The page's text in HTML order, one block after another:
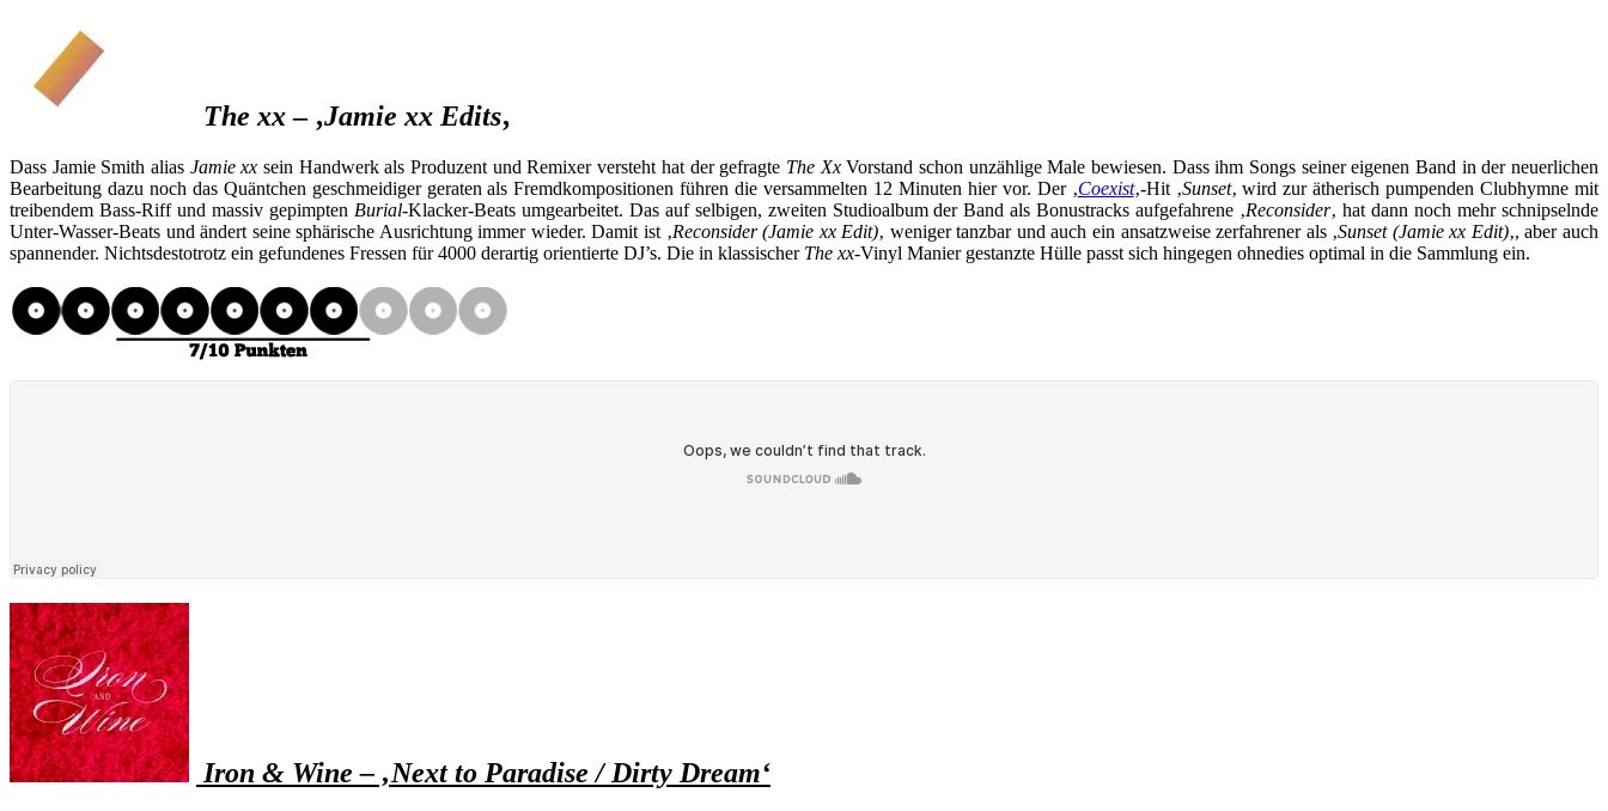
The xx– ‚Jamie xx Edits‚
Dass Jamie Smith alias Jamie xx sein Handwerk als Produzent und Remixer versteht hat der gefragte The XxVorstand schon unzählige Male bewiesen. Dass ihm Songs seiner eigenen Band in der neuerlichen
Bearbeitung dazu noch das Quäntchen geschmeidiger geraten als Fremdkompositionen führen die versammelten 12 Minuten hier vor. Der ‚Coexist‚-Hit ‚Sunset‚ wird zur ätherisch pumpenden Clubhymne mit
treibendem Bass-Riff und massiv gepimpten Burial-Klacker-Beats umgearbeitet. Das auf selbigen, zweiten Studioalbum der Band als Bonustracks aufgefahrene ‚Reconsider‚ hat dann noch mehr schnipselnde
Unter-Wasser-Beats und ändert seine sphärische Ausrichtung immer wieder. Damit ist ‚Reconsider (Jamie xx Edit)‚ weniger tanzbar und auch ein ansatzweise zerfahrener als ‚Sunset (Jamie xx Edit)‚, aber auch
spannender. Nichtsdestotrotz ein gefundenes Fressen für 4000 derartig orientierte DJ’s. Die in klassischer The xx-Vinyl Manier gestanzte Hülle passt sich hingegen ohnedies optimal in die Sammlung ein.
Iron & Wine – ‚Next to Paradise / Dirty Dream‘